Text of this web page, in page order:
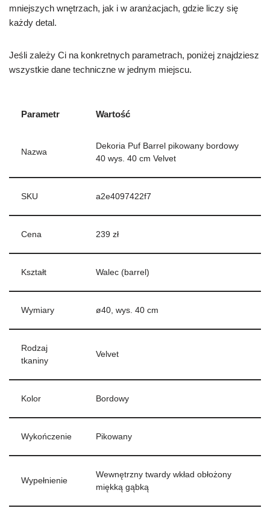
mniejszych wnętrzach, jak i w aranżacjach, gdzie liczy się
każdy detal.
Jeśli zależy Ci na konkretnych parametrach, poniżej znajdziesz
wszystkie dane techniczne w jednym miejscu.
Parametr Wartość
Nazwa
Dekoria Puf Barrel pikowany bordowy
40 wys. 40 cm Velvet
SKU a2e4097422f7
Cena 239 zł
Kształt Walec (barrel)
Wymiary ø40, wys. 40 cm
Rodzaj
tkaniny
Velvet
Kolor Bordowy
Wykończenie Pikowany
Wypełnienie
Wewnętrzny twardy wkład obłożony
miękką gąbką